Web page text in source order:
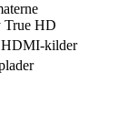
HD
HDMI-kilder